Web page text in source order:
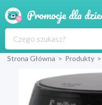
Strona Główna > Produkty >